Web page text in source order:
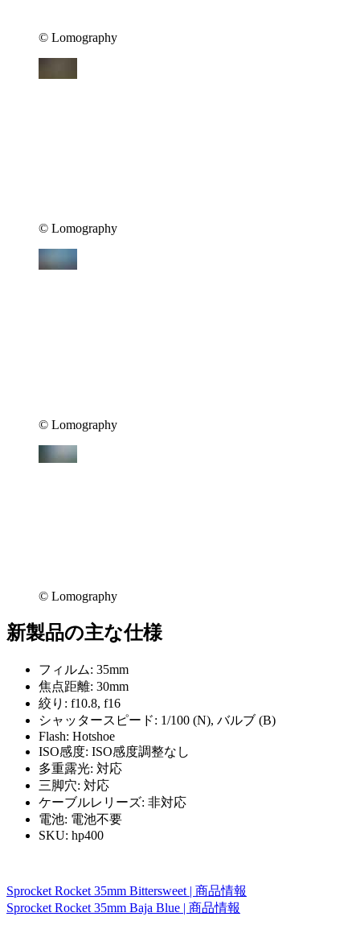
©︎ Lomography
©︎ Lomography
©︎ Lomography
©︎ Lomography
新製品の主な仕様
フィルム: 35mm
焦点距離: 30mm
絞り: f10.8, f16
シャッタースピード: 1/100 (N), バルブ (B)
Flash: Hotshoe
ISO感度: ISO感度調整なし
多重露光: 対応
三脚穴: 対応
ケーブルレリーズ: 非対応
電池: 電池不要
SKU: hp400
Sprocket Rocket 35mm Bittersweet | 商品情報
Sprocket Rocket 35mm Baja Blue | 商品情報